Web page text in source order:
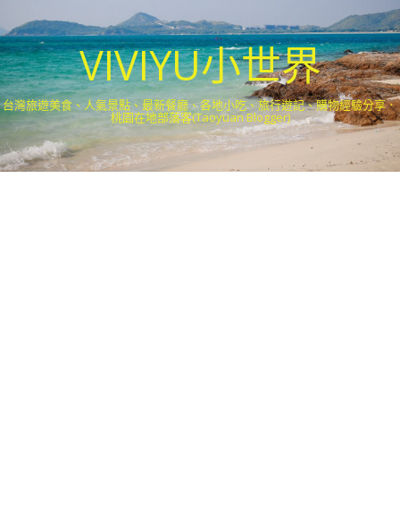
VIVIYU小世界
台灣旅遊美食、人氣景點、最新餐廳、各地小吃、旅行遊記、購物經驗分享．
桃園在地部落客(Taoyuan Blogger)